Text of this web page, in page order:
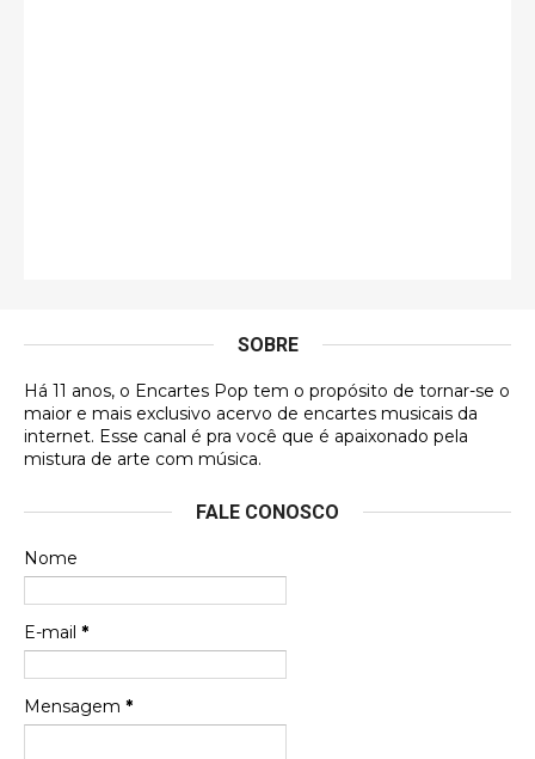
DVD MIDINHO
Francierton
futuras aquisições, e olhando o encarte aqui, me
Francierton
Espero que tenham sentido minha falta, informo
que estou de volta para trazer mais contribuições
SOBRE
Há 11 anos, o Encartes Pop tem o propósito de tornar-se o
maior e mais exclusivo acervo de encartes musicais da
internet. Esse canal é pra você que é apaixonado pela
mistura de arte com música.
FALE CONOSCO
Nome
E-mail *
Mensagem *